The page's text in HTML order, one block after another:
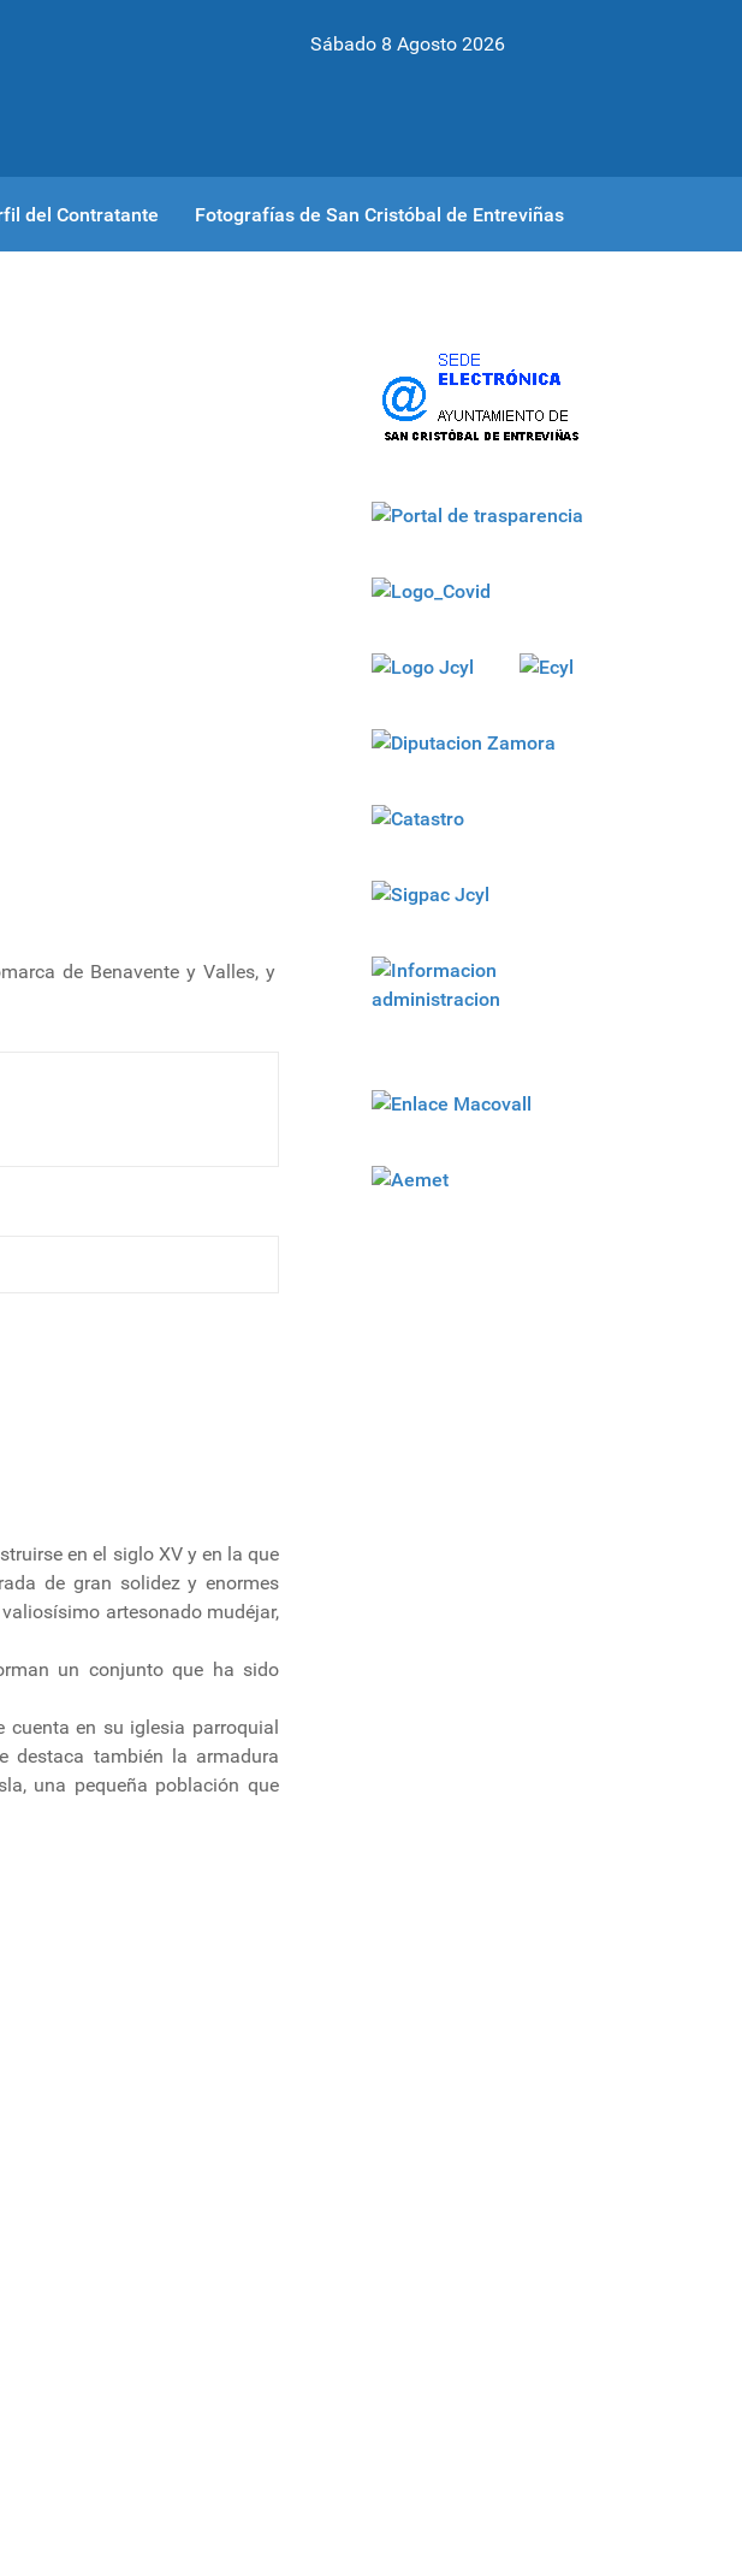
Sábado 8 Agosto 2026
del Contratante Fotografías de San Cristóbal de Entreviñas
de Benavente y Valles, y
en el siglo XV y en la que
de gran solidez y enormes
artesonado mudéjar,
un conjunto que ha sido
cuenta en su iglesia parroquial
destaca también la armadura
una pequeña población que